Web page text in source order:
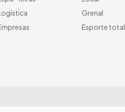
Grenal
Esporte total